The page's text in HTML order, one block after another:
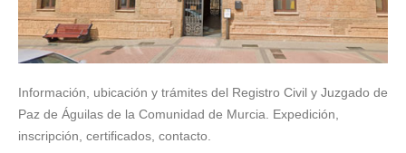
Información, ubicación y trámites del Registro Civil y Juzgado de
Paz de Águilas de la Comunidad de Murcia. Expedición,
inscripción, certificados, contacto.